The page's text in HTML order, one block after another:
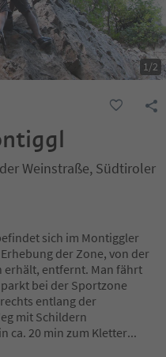
1/2
Weinstraße, Südtiroler
sich im Montiggler
der Zone, von der
erhält, entfernt. Man fährt
bei der Sportzone
entlang der
mit Schildern
ca. 20 min zum Kletter...